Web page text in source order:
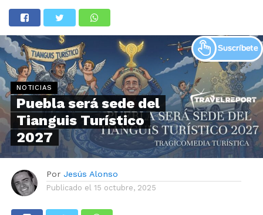
NOTICIAS
Puebla será sede del
Tianguis Turístico
2027
Por Jesús Alonso
Publicado el 15 octubre, 2025